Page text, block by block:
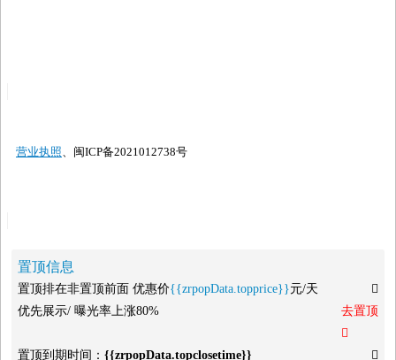
营业执照、闽ICP备2021012738号
置顶信息
置顶排在非置顶前面 优惠价{{zrpopData.topprice}}元/天

优先展示/ 曝光率上涨80%
去置顶

置顶到期时间： {{zrpopData.topclosetime}}
